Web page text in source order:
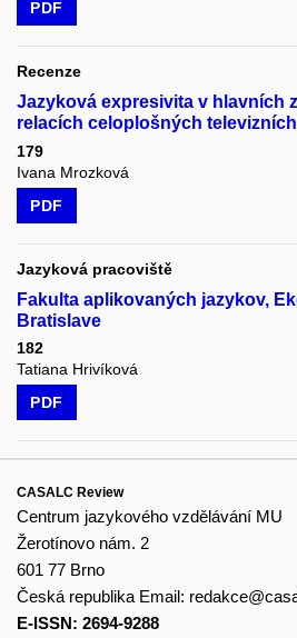
PDF
Recenze
Jazyková expresivita v hlavních
relacích celoplošných
179
Ivana Mrozková
PDF
Jazyková pracoviště
Fakulta aplikovaných jazykov,
Bratislave
182
Tatiana Hrivíková
PDF
CASALC Review
Centrum jazykového vzdělávání MU
Žerotínovo nám. 2
601 77 Brno
Česká republika Email:
E-ISSN: 2694-9288